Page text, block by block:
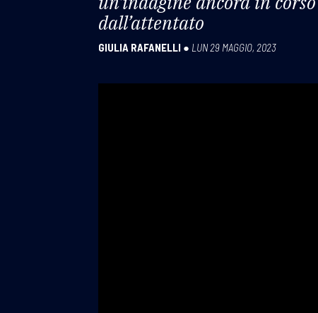
dall’attentato
GIULIA RAFANELLI ● LUN 29 MAGGIO, 2023